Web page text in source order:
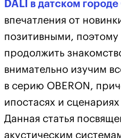
DALI в датском
впечатления от
позитивными,
продолжить
внимательно изучим
в серию OBERON,
ипостасях и
Данная статья
акустическим